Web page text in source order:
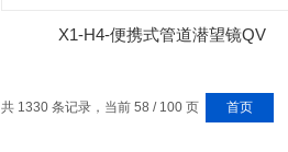
X1-H4-便携式管道潜望镜QV
共 1330 条记录，当前 58 / 100 页 首页